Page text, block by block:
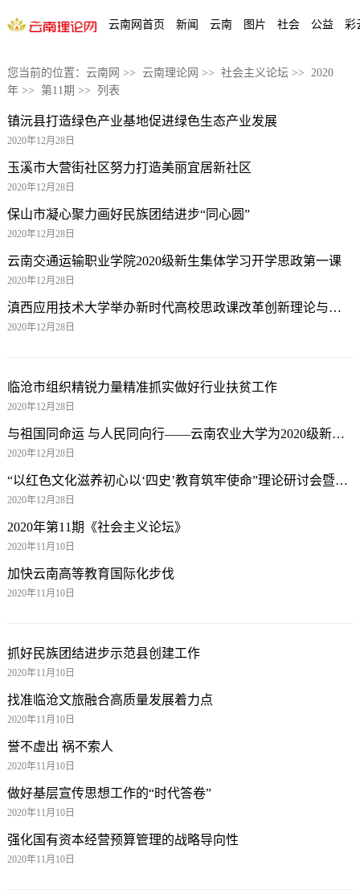
云南网首页 新闻 云南 图片 社会 公益 彩
您当前的位置： 云南网 >> 云南理论网 >> 社会主义论坛>> 2020
年>> 第11期 >> 列表
镇沅县打造绿色产业基地促进绿色生态产业发展
2020年12月28日
玉溪市大营街社区努力打造美丽宜居新社区
2020年12月28日
保山市凝心聚力画好民族团结进步“同心圆”
2020年12月28日
云南交通运输职业学院2020级新生集体学习开学思政第一课
2020年12月28日
滇西应用技术大学举办新时代高校思政课改革创新理论与实践学术研讨会
2020年12月28日
临沧市组织精锐力量精准抓实做好行业扶贫工作
2020年12月28日
与祖国同命运 与人民同向行——云南农业大学为2020级新生开授第一堂思政课
2020年12月28日
“以红色文化滋养初心以‘四史’教育筑牢使命”理论研讨会暨第四届“滇沪论坛”在扎西干部学院举办
2020年12月28日
2020年第11期《社会主义论坛》
2020年11月10日
加快云南高等教育国际化步伐
2020年11月10日
抓好民族团结进步示范县创建工作
2020年11月10日
找准临沧文旅融合高质量发展着力点
2020年11月10日
誉不虚出 祸不索人
2020年11月10日
做好基层宣传思想工作的“时代答卷”
2020年11月10日
强化国有资本经营预算管理的战略导向性
2020年11月10日